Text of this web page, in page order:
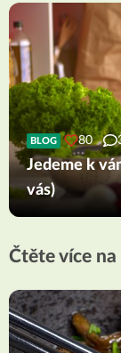
BLOG 80
Jedeme k
vás)
Čtěte více